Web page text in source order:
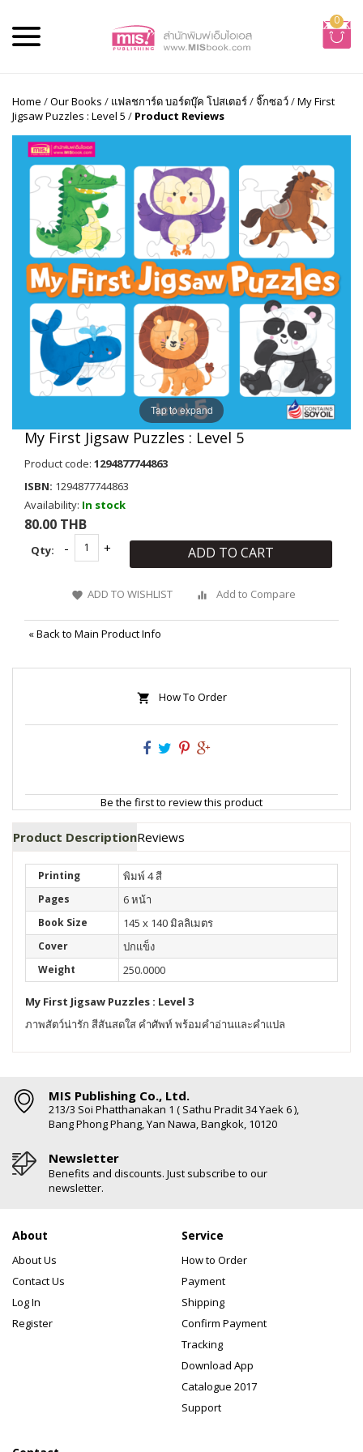
0
Home /Our Books / แฟลชการ์ด บอร์ดบุ๊ค โปสเตอร์/จิ๊กซอว์/My First
Jigsaw Puzzles : Level 5 / Product Reviews
Tap to expand
My First Jigsaw Puzzles : Level 5
Product code: 1294877744863
ISBN: 1294877744863
Availability: In stock
80.00 THB
Qty: ADD TO CART
ADD TO WISHLIST Add to Compare
«Back to Main Product Info
How To Order
Be the first to review this product
Product DescriptionReviews
Printing พิมพ์ 4 สี
Pages 6 หน้า
Book Size 145 x 140 มิลลิเมตร
Cover ปกแข็ง
Weight 250.0000
My First Jigsaw Puzzles : Level 3
ภาพสัตว์น่ารัก สีสันสดใส คำศัพท์ พร้อมคำอ่านและคำแปล
MIS Publishing Co., Ltd.
213/3 Soi Phatthanakan 1 ( Sathu Pradit 34 Yaek 6 ),
Bang Phong Phang, Yan Nawa, Bangkok, 10120
Newsletter
Benefits and discounts. Just subscribe to our
newsletter.
About
About Us
Contact Us
Log In
Register
Service
How to Order
Payment
Shipping
Confirm Payment
Tracking
Download App
Catalogue 2017
Support